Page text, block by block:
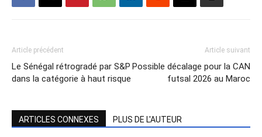
Article précédent
Le Sénégal rétrogradé par S&P
dans la catégorie à haut risque
Article suivant
Possible décalage pour la CAN
futsal 2026 au Maroc
ARTICLES CONNEXES PLUS DE L'AUTEUR